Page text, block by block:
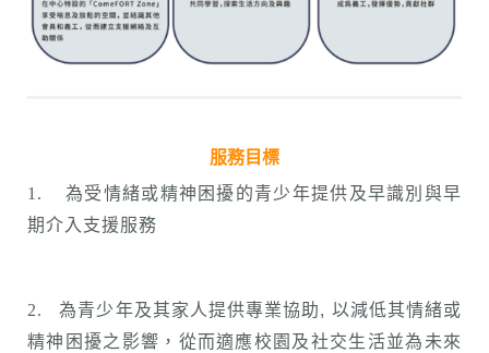
服務目標
1.
為受情緒或精神困擾的青少年提供及早識別與早
期介入支援服務
2.為青少年及其家人提供專業協助, 以減低其情緒或
精神困擾之影響，從而適應校園及社交生活並為未來